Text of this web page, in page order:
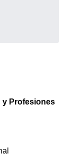
y Profesiones